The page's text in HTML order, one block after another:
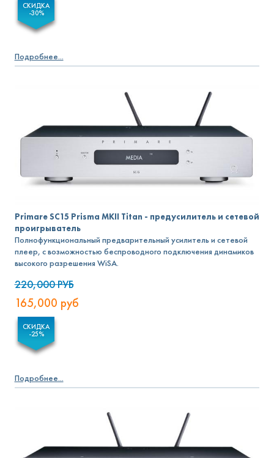
СКИДКА
-30%
Подробнее...
Primare SC15 Prisma MKII Titan - предусилитель и сетевой
проигрыватель
Полнофункциональный предварительный усилитель и сетевой
плеер, с возможностью беспроводного подключения динамиков
высокого разрешения WiSA.
220,000РУБ
165,000 руб
СКИДКА
-25%
Подробнее...